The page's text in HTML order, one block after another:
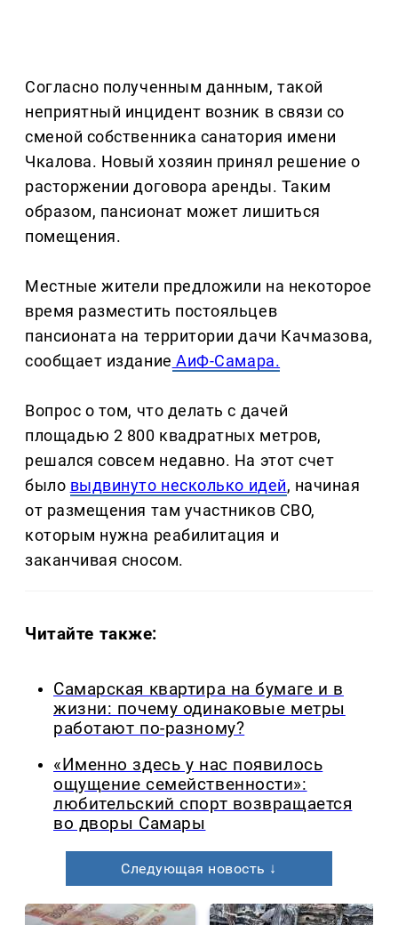
Согласно полученным данным, такой
неприятный инцидент возник в связи со
сменой собственника санатория имени
Чкалова. Новый хозяин принял решение о
расторжении договора аренды. Таким
образом, пансионат может лишиться
помещения.
Местные жители предложили на некоторое
время разместить постояльцев
пансионата на территории дачи Качмазова,
сообщает издание АиФ-Самара.
Вопрос о том, что делать с дачей
площадью 2 800 квадратных метров,
решался совсем недавно. На этот счет
было выдвинуто несколько идей, начиная
от размещения там участников СВО,
которым нужна реабилитация и
заканчивая сносом.
Читайте также:
Самарская квартира на бумаге и в
жизни: почему одинаковые метры
работают по-разному?
«Именно здесь у нас появилось
ощущение семейственности»:
любительский спорт возвращается
во дворы Самары
Следующая новость ↓